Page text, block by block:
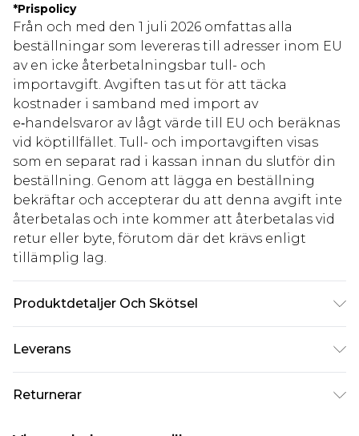
*Prispolicy
Från och med den 1 juli 2026 omfattas alla
beställningar som levereras till adresser inom EU
av en icke återbetalningsbar tull- och
importavgift. Avgiften tas ut för att täcka
kostnader i samband med import av
e‑handelsvaror av lågt värde till EU och beräknas
vid köptillfället. Tull- och importavgiften visas
som en separat rad i kassan innan du slutför din
beställning. Genom att lägga en beställning
bekräftar och accepterar du att denna avgift inte
återbetalas och inte kommer att återbetalas vid
retur eller byte, förutom där det krävs enligt
tillämplig lag.
Produktdetaljer Och Skötsel
Leverans
Standardleverans Sverige
kr80
Returnerar